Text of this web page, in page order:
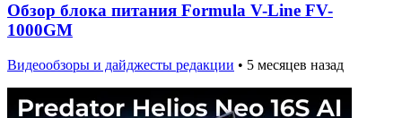
Обзор блока питания Formula V-Line FV-
1000GM
Видеообзоры и дайджесты редакции • 5 месяцев назад